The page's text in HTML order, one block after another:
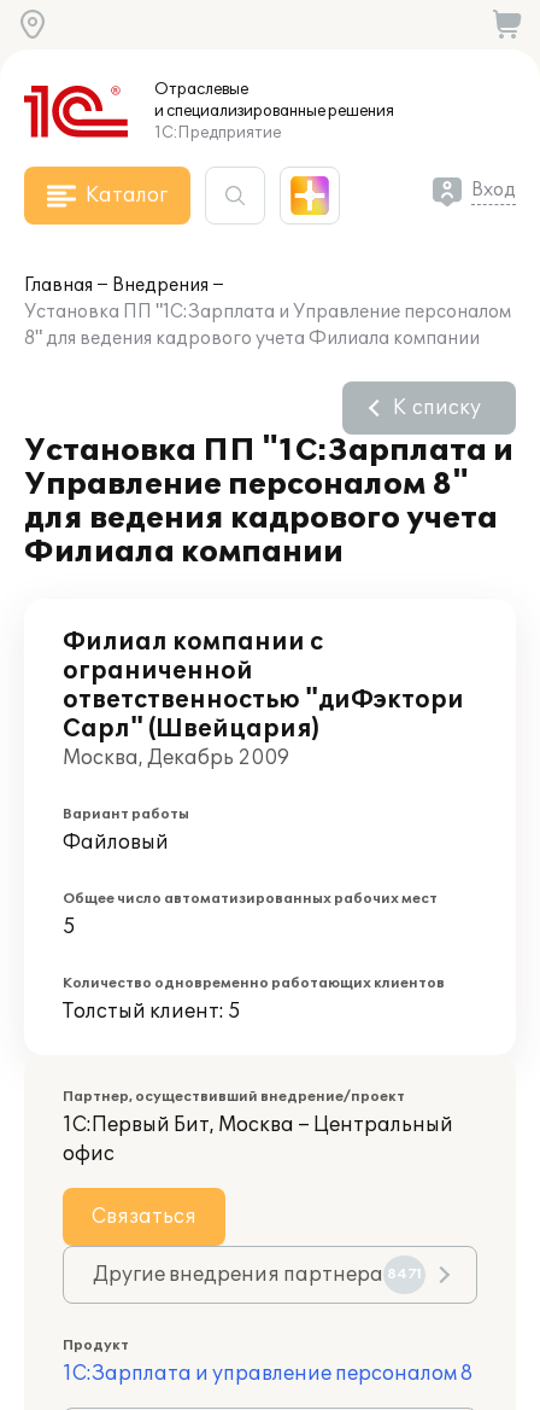
Отраслевые
и специализированныерешения
1С:Предприятие
Каталог Вход
Главная
Внедрения
Установка ПП "1С:Зарплата и Управление персоналом
8" для ведения кадрового учета Филиала компании
Установка ПП "1С:Зарплата и
Управление персоналом 8"
для ведения кадрового учета
Филиала компании
К списку
Филиал компании с
ограниченной
ответственностью "диФэктори
Сарл" (Швейцария)
Москва, Декабрь 2009
Вариант работы
Файловый
Общее число автоматизированных рабочих мест
5
Количество одновременно работающих клиентов
Толстый клиент: 5
Партнер, осуществивший внедрение/проект
1С:Первый Бит, Москва – Центральный
офис
Связаться
Другие внедрения партнера 8471
Продукт
1С:Зарплата и управление персоналом 8